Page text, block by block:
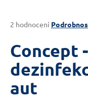
Průměrné
produktu
je
5,0
z
hvězdiček.
2 hodnocení
Concept
aut
j
t
?